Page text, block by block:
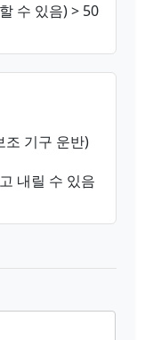
수 있음) > 50
조 기구 운반)
내릴 수 있음